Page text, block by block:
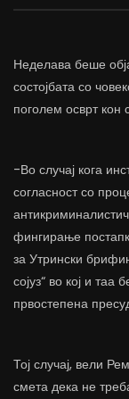
Неделава беше
состојбата со
поголем осврт кон
-Во случај кога
согласност со
фингирање
за Утрински
сојуз“ во кој и
првостепена
Тој случај, вели
смета дека не